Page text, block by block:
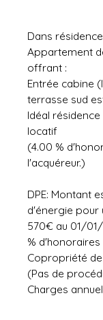
Dans
Appartement
offrant :
Entrée cabine
terrasse sud
Idéal
locatif
(4.00 %
l'acquéreur.)
DPE: Montant
d'énergie pour
570€ au 01/
% d'honoraires
Copropriété de
(Pas de
Charges